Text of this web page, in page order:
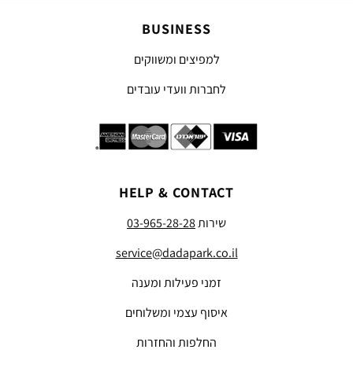
BUSINESS
למפיצים ומשווקים
לחברות וועדי עובדים
HELP & CONTACT
שירות03-965-28-28
service@dadapark.co.il
זמני פעילות ומענה
איסוף עצמי ומשלוחים
החלפות והחזרות